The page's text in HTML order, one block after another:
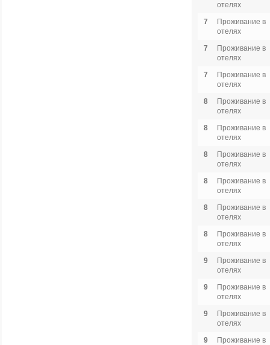
отелях
7
Проживание в
отелях
7
Проживание в
отелях
7
Проживание в
отелях
8
Проживание в
отелях
8
Проживание в
отелях
8
Проживание в
отелях
8
Проживание в
отелях
8
Проживание в
отелях
8
Проживание в
отелях
9
Проживание в
отелях
9
Проживание в
отелях
9
Проживание в
отелях
9
Проживание в